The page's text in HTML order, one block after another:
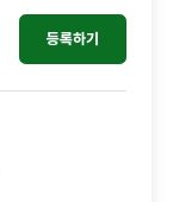
등록하기